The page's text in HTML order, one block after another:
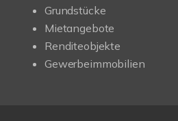
Grundstücke
Mietangebote
Renditeobjekte
Gewerbeimmobilien